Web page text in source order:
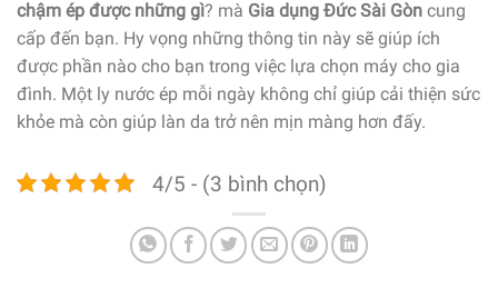
chậm ép được những gì? mà Gia dụng Đức Sài Gòn cung
cấp đến bạn. Hy vọng những thông tin này sẽ giúp ích
được phần nào cho bạn trong việc lựa chọn máy cho gia
đình. Một ly nước ép mỗi ngày không chỉ giúp cải thiện sức
khỏe mà còn giúp làn da trở nên mịn màng hơn đấy.
4/5 - (3 bình chọn)